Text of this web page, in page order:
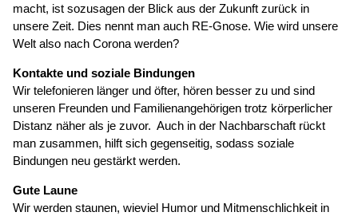
macht, ist sozusagen der Blick aus der Zukunft zurück in
unsere Zeit. Dies nennt man auch RE-Gnose. Wie wird unsere
Welt also nach Corona werden?
Kontakte und soziale Bindungen
Wir telefonieren länger und öfter, hören besser zu und sind
unseren Freunden und Familienangehörigen trotz körperlicher
Distanz näher als je zuvor. Auch in der Nachbarschaft rückt
man zusammen, hilft sich gegenseitig, sodass soziale
Bindungen neu gestärkt werden.
Gute Laune
Wir werden staunen, wieviel Humor und Mitmenschlichkeit in